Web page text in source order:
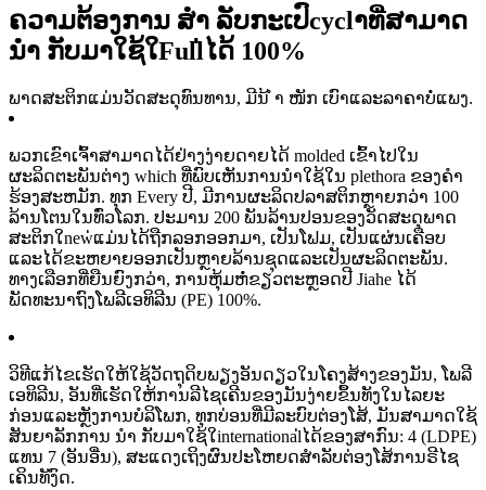
ຄວາມຕ້ອງການ ສຳ ລັບກະເປົcyclາທີ່ສາມາດ
ນຳ ກັບມາໃຊ້ໃFull່ໄດ້ 100%
ພາດສະຕິກແມ່ນວັດສະດຸທົນທານ, ມີນ້ ຳ ໜັກ ເບົາແລະລາຄາບໍ່ແພງ.
ພວກເຂົາເຈົ້າສາມາດໄດ້ຢ່າງງ່າຍດາຍໄດ້ molded ເຂົ້າໄປໃນ
ຜະລິດຕະພັນຕ່າງ which ທີ່ພົບເຫັນການນໍາໃຊ້ໃນ plethora ຂອງຄໍາ
ຮ້ອງສະຫມັກ. ທຸກ Every ປີ, ມີການຜະລິດປລາສຕິກຫຼາຍກວ່າ 100
ລ້ານໂຕນໃນທົ່ວໂລກ. ປະມານ 200 ພັນລ້ານປອນຂອງວັດສະດຸພາດ
ສະຕິກໃnew່ແມ່ນໄດ້ຖືກລອກອອກມາ, ເປັນໂຟມ, ເປັນແຜ່ນເຄືອບ
ແລະໄດ້ຂະຫຍາຍອອກເປັນຫຼາຍລ້ານຊຸດແລະເປັນຜະລິດຕະພັນ.
ທາງເລືອກທີ່ຍືນຍົງກວ່າ, ການຫຸ້ມຫໍ່ຂຽວຕະຫຼອດປີ Jiahe ໄດ້
ພັດທະນາຖົງໂພລີເອທິລີນ (PE) 100%.
ວິທີແກ້ໄຂເຮັດໃຫ້ໃຊ້ວັດຖຸດິບພຽງອັນດຽວໃນໂຄງສ້າງຂອງມັນ, ໂພລີ
ເອທິລີນ, ອັນທີ່ເຮັດໃຫ້ການລີໄຊເຄີນຂອງມັນງ່າຍຂຶ້ນທັງໃນໄລຍະ
ກ່ອນແລະຫຼັງການບໍລິໂພກ, ທຸກບ່ອນທີ່ມີລະບົບຕ່ອງໂສ້, ມັນສາມາດໃຊ້
ສັນຍາລັກການ ນຳ ກັບມາໃຊ້ໃinternational່ໄດ້ຂອງສາກົນ: 4 (LDPE)
ແທນ 7 (ອັນອື່ນ), ສະແດງເຖິງຜົນປະໂຫຍດສໍາລັບຕ່ອງໂສ້ການຣີໄຊ
ເຄິນທັງົດ.